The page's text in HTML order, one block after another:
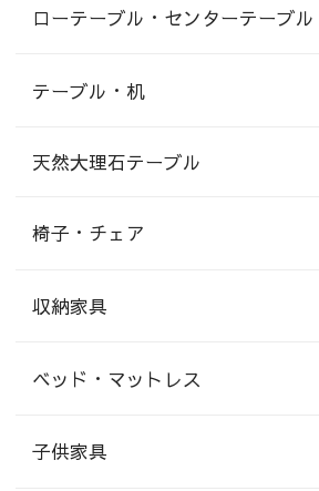
ローテーブル・センターテーブル
テーブル・机
天然大理石テーブル
椅子・チェア
収納家具
ベッド・マットレス
子供家具